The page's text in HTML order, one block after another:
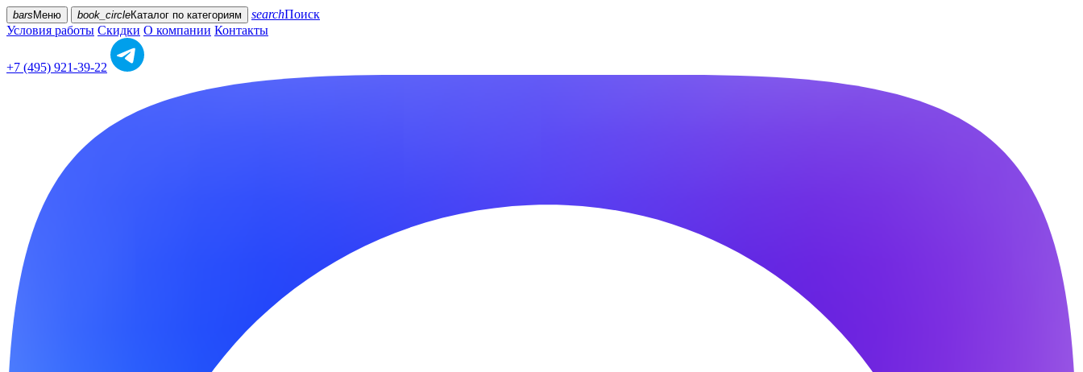
bars Меню book_circleКаталог по категориям searchПоиск
Условия работы Скидки О компании Контакты
+7 (495) 921-39-22